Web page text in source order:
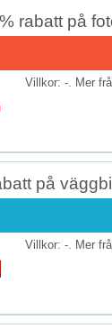
rabatt på
Villkor: -. Mer
på
Villkor: -. Mer